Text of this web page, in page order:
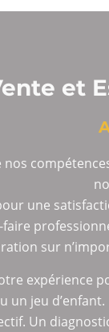
et
une
faire
sur
expérience
un jeu
Un